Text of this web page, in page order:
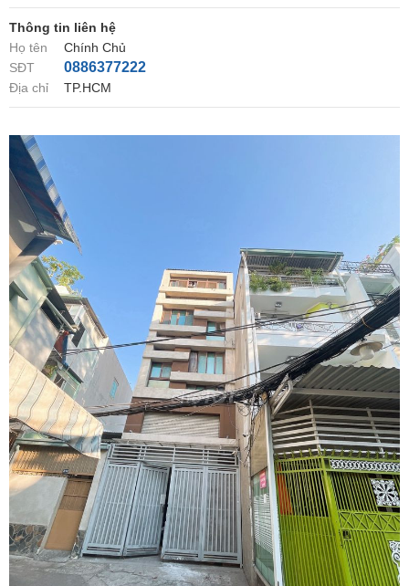
Thông tin liên hệ
Họ tên
Chính Chủ
SĐT
0886377222
Địa chỉ TP.HCM